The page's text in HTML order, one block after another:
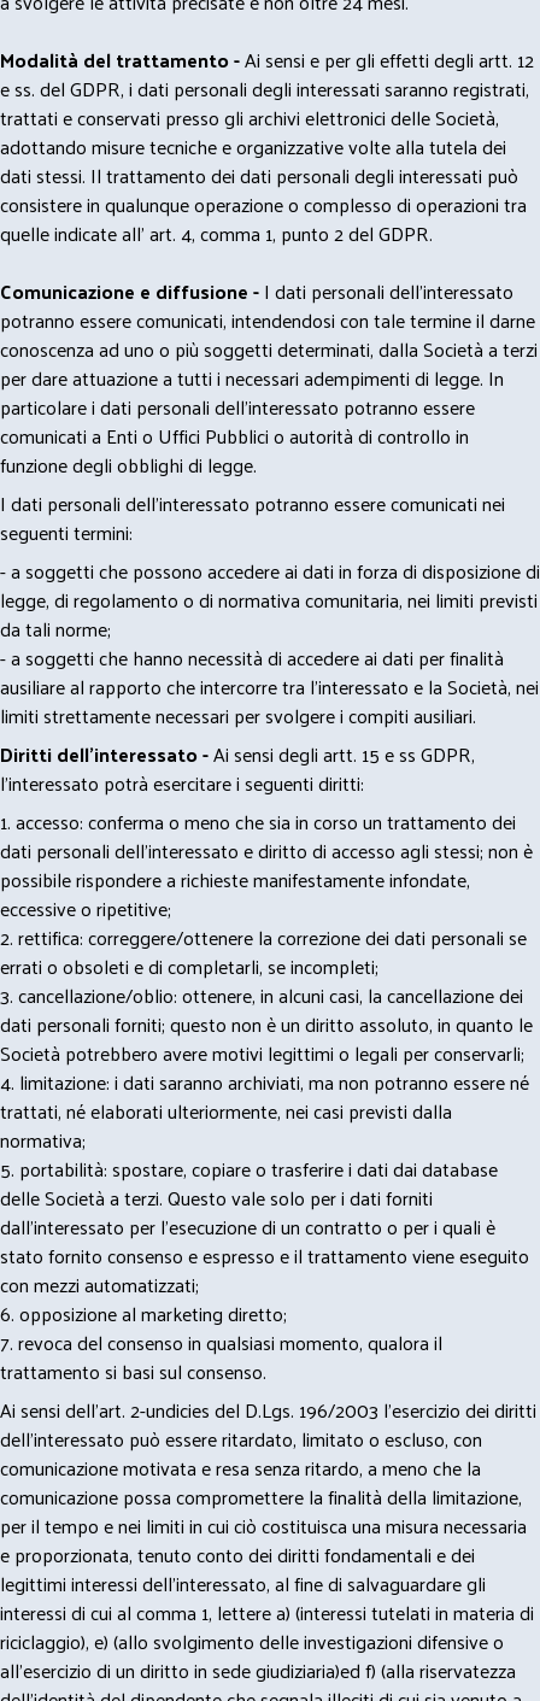
Modalità del trattamento -Ai sensi e per gli effetti degli artt. 12
e ss. del GDPR, i dati personali degli interessati saranno registrati,
trattati e conservati presso gli archivi elettronici delle Società,
adottando misure tecniche e organizzative volte alla tutela dei
dati stessi. Il trattamento dei dati personali degli interessati può
consistere in qualunque operazione o complesso di operazioni tra
quelle indicate all' art. 4, comma 1, punto 2 del GDPR.
Comunicazione e diffusione -I dati personali dell’interessato
potranno essere comunicati, intendendosi con tale termine il darne
conoscenza ad uno o più soggetti determinati, dalla Società a terzi
per dare attuazione a tutti i necessari adempimenti di legge. In
particolare i dati personali dell’interessato potranno essere
comunicati a Enti o Uffici Pubblici o autorità di controllo in
funzione degli obblighi di legge.
I dati personali dell’interessato potranno essere comunicati nei
seguenti termini:
- a soggetti che possono accedere ai dati in forza di disposizione di
legge, di regolamento o di normativa comunitaria, nei limiti previsti
da tali norme;
- a soggetti che hanno necessità di accedere ai dati per finalità
ausiliare al rapporto che intercorre tra l’interessato e la Società, nei
limiti strettamente necessari per svolgere i compiti ausiliari.
Diritti dell’interessato -Ai sensi degli artt. 15 e ss GDPR,
l’interessato potrà esercitare i seguenti diritti:
1. accesso: conferma o meno che sia in corso un trattamento dei
dati personali dell’interessato e diritto di accesso agli stessi; non è
possibile rispondere a richieste manifestamente infondate,
eccessive o ripetitive;
2. rettifica: correggere/ottenere la correzione dei dati personali se
errati o obsoleti e di completarli, se incompleti;
3. cancellazione/oblio: ottenere, in alcuni casi, la cancellazione dei
dati personali forniti; questo non è un diritto assoluto, in quanto le
Società potrebbero avere motivi legittimi o legali per conservarli;
4. limitazione: i dati saranno archiviati, ma non potranno essere né
trattati, né elaborati ulteriormente, nei casi previsti dalla
normativa;
5. portabilità: spostare, copiare o trasferire i dati dai database
delle Società a terzi. Questo vale solo per i dati forniti
dall’interessato per l’esecuzione di un contratto o per i quali è
stato fornito consenso e espresso e il trattamento viene eseguito
con mezzi automatizzati;
6. opposizione al marketing diretto;
7. revoca del consenso in qualsiasi momento, qualora il
trattamento si basi sul consenso.
Ai sensi dell’art. 2-undicies del D.Lgs. 196/2003 l’esercizio dei diritti
dell’interessato può essere ritardato, limitato o escluso, con
comunicazione motivata e resa senza ritardo, a meno che la
comunicazione possa compromettere la finalità della limitazione,
per il tempo e nei limiti in cui ciò costituisca una misura necessaria
e proporzionata, tenuto conto dei diritti fondamentali e dei
legittimi interessi dell’interessato, al fine di salvaguardare gli
interessi di cui al comma 1, lettere a) (interessi tutelati in materia di
riciclaggio), e) (allo svolgimento delle investigazioni difensive o
all’esercizio di un diritto in sede giudiziaria)ed f) (alla riservatezza